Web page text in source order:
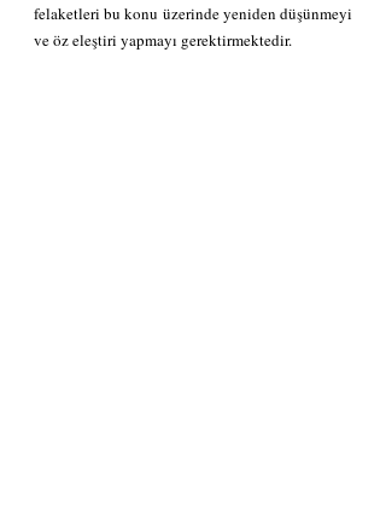
felaketleri bu konu üzerinde yeniden düşünmeyi
ve öz eleştiri yapmayı gerektirmektedir.